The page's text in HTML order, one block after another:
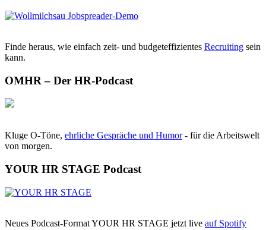
Finde heraus, wie einfach zeit- und budgeteffizientes Recruiting sein
kann.
OMHR – Der HR-Podcast
Kluge O-Töne, ehrliche Gespräche und Humor- für die Arbeitswelt
von morgen.
YOUR HR STAGE Podcast
Neues Podcast-Format YOUR HR STAGE jetzt live auf Spotify